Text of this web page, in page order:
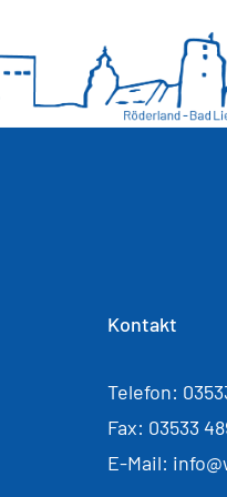
Kontakt
Telefon:
Fax: 03533
E-Mail: